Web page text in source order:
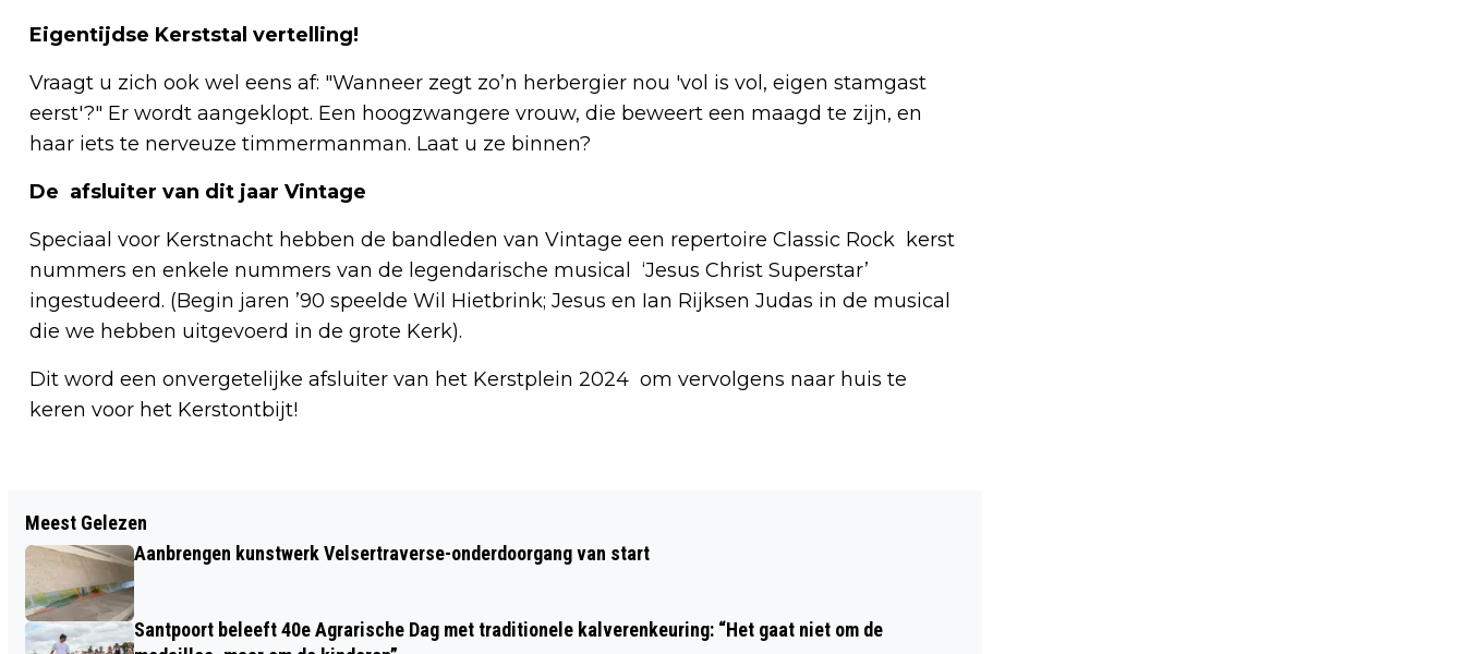
Eigentijdse Kerststal vertelling!
Vraagt u zich ook wel eens af: "Wanneer zegt zo’n herbergier nou 'vol is vol, eigen stamgast
eerst'?" Er wordt aangeklopt. Een hoogzwangere vrouw, die beweert een maagd te zijn, en
haar iets te nerveuze timmermanman. Laat u ze binnen?
De afsluiter van dit jaar Vintage
Speciaal voor Kerstnacht hebben de bandleden van Vintage een repertoire Classic Rock kerst
nummers en enkele nummers van de legendarische musical ‘Jesus Christ Superstar’
ingestudeerd. (Begin jaren ’90 speelde Wil Hietbrink; Jesus en Ian Rijksen Judas in de musical
die we hebben uitgevoerd in de grote Kerk).
Dit word een onvergetelijke afsluiter van het Kerstplein 2024 om vervolgens naar huis te
keren voor het Kerstontbijt!
ACTIVISTEN BESMEUREN
PROVINCIEHUIS HAARLEM UIT PROTEST
TEGEN TATA
MAAKT PRACHTIGE TEKENING IN
SPECIAAL VOOR NIEUWS.NL
Meest Gelezen
Aanbrengen kunstwerk Velsertraverse-onderdoorgang van start
Santpoort beleeft 40e Agrarische Dag met traditionele kalverenkeuring: “Het gaat niet om de